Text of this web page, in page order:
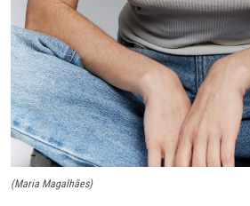
(Maria Magalhães)